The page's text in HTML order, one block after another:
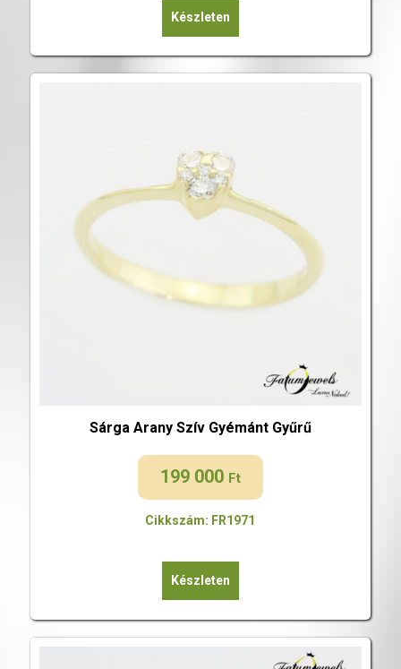
Készleten
Sárga Arany Szív Gyémánt Gyűrű
199 000 Ft
Cikkszám: FR1971
Készleten